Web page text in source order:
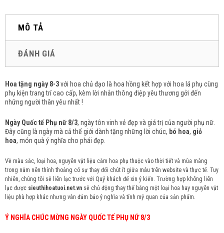
MÔ TẢ
ĐÁNH GIÁ
Hoa tặng ngày 8-3với hoa chủ đạo là hoa hồng kết hợp với hoa lá phụ cùng
phụ kiện trang trí cao cấp, kèm lời nhắn thông điệp yêu thương gởi đến
những người thân yêu nhất !
Ngày Quốc tế Phụ nữ 8/3, ngày tôn vinh vẻ đẹp và giá trị của người phụ nữ.
Đây cũng là ngày mà cả thế giới dành tặng những lời chúc, bó hoa, giỏ
hoa, món quà ý nghĩa cho phái đẹp.
Về màu sắc, loại hoa, nguyên vật liệu cắm hoa phụ thuộc vào thời tiết và mùa màng
trong năm nên thỉnh thoảng có sự thay đổi chút ít giữa mẫu trên website và thực tế. Tuy
nhiên, chúng tôi sẽ liên lạc trước với Quý khách để xin ý kiến. Trường hợp không liên
lạc được sieuthihoatuoi.net.vn sẽ chủ động thay thế bằng một loại hoa hay nguyên vật
liệu phù hợp khác nhưng vẫn đảm bảo ý nghĩa và tính mỹ quan của sản phẩm.
Ý NGHĨA CHÚC MỪNG NGÀY QUỐC TẾ PHỤ NỮ 8/3